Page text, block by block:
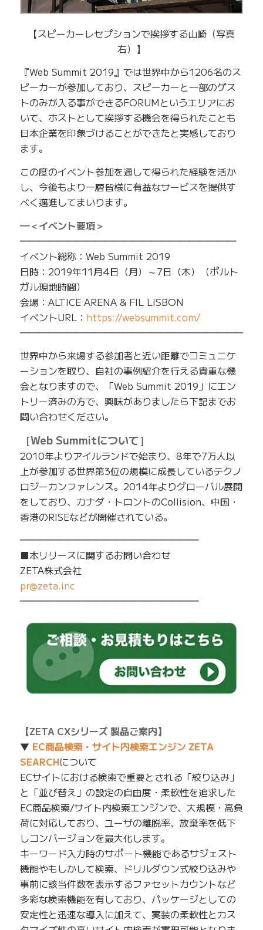
【スピーカーレセプションで挨拶する山崎（写真
右）】
『Web Summit 2019』では世界中から1206名のス
ピーカーが参加しており、スピーカーと一部のゲス
トのみが入る事ができるFORUMというエリアにお
いて、ホストとして挨拶する機会を得られたことも
日本企業を印象づけることができたと実感しており
ます。
この度のイベント参加を通して得られた経験を活か
し、今後もより一層皆様に有益なサービスを提供す
べく邁進してまいります。
━＜イベント要項＞
━━━━━━━━━━━━━━━━━━━━━━━
イベント総称：Web Summit 2019
日時：2019年11月4日（月）～7日（木）（ポルト
ガル現地時間）
会場：ALTICE ARENA & FIL LISBON
イベントURL： https://websummit.com/
世界中から来場する参加者と近い距離でコミュニケ
ーションを取り、自社の事例紹介を行える貴重な機
会となりますので、「Web Summit 2019」にエン
トリー済みの方で、興味がありましたら下記までお
問い合わせください。
［Web Summitについて］
2010年よりアイルランドで始まり、8年で7万人以
上が参加する世界第3位の規模に成長しているテクノ
ロジーカンファレンス。2014年よりグローバル展開
をしており、カナダ・トロントのCollision、中国・
香港のRISEなどが開催されている。
━━━━━━━━━━━━━━━━━━━
■本リリースに関するお問い合わせ
ZETA株式会社
pr@zeta.inc
━━━━━━━━━━━━━━━━━━━
【ZETA CXシリーズ 製品ご案内】
▼ EC商品検索・サイト内検索エンジン ZETA
SEARCHについて
ECサイトにおける検索で重要とされる「絞り込み」
と「並び替え」の設定の自由度・柔軟性を追求した
EC商品検索/サイト内検索エンジンで、大規模・高負
荷に対応しており、ユーザの離脱率、放棄率を低下
しコンバージョンを最大化します。
キーワード入力時のサポート機能であるサジェスト
機能やもしかして検索、ドリルダウン式絞り込みや
事前に該当件数を表示するファセットカウントなど
多彩な検索機能を有しており、パッケージとしての
安定性と迅速な導入に加えて、実装の柔軟性とカス